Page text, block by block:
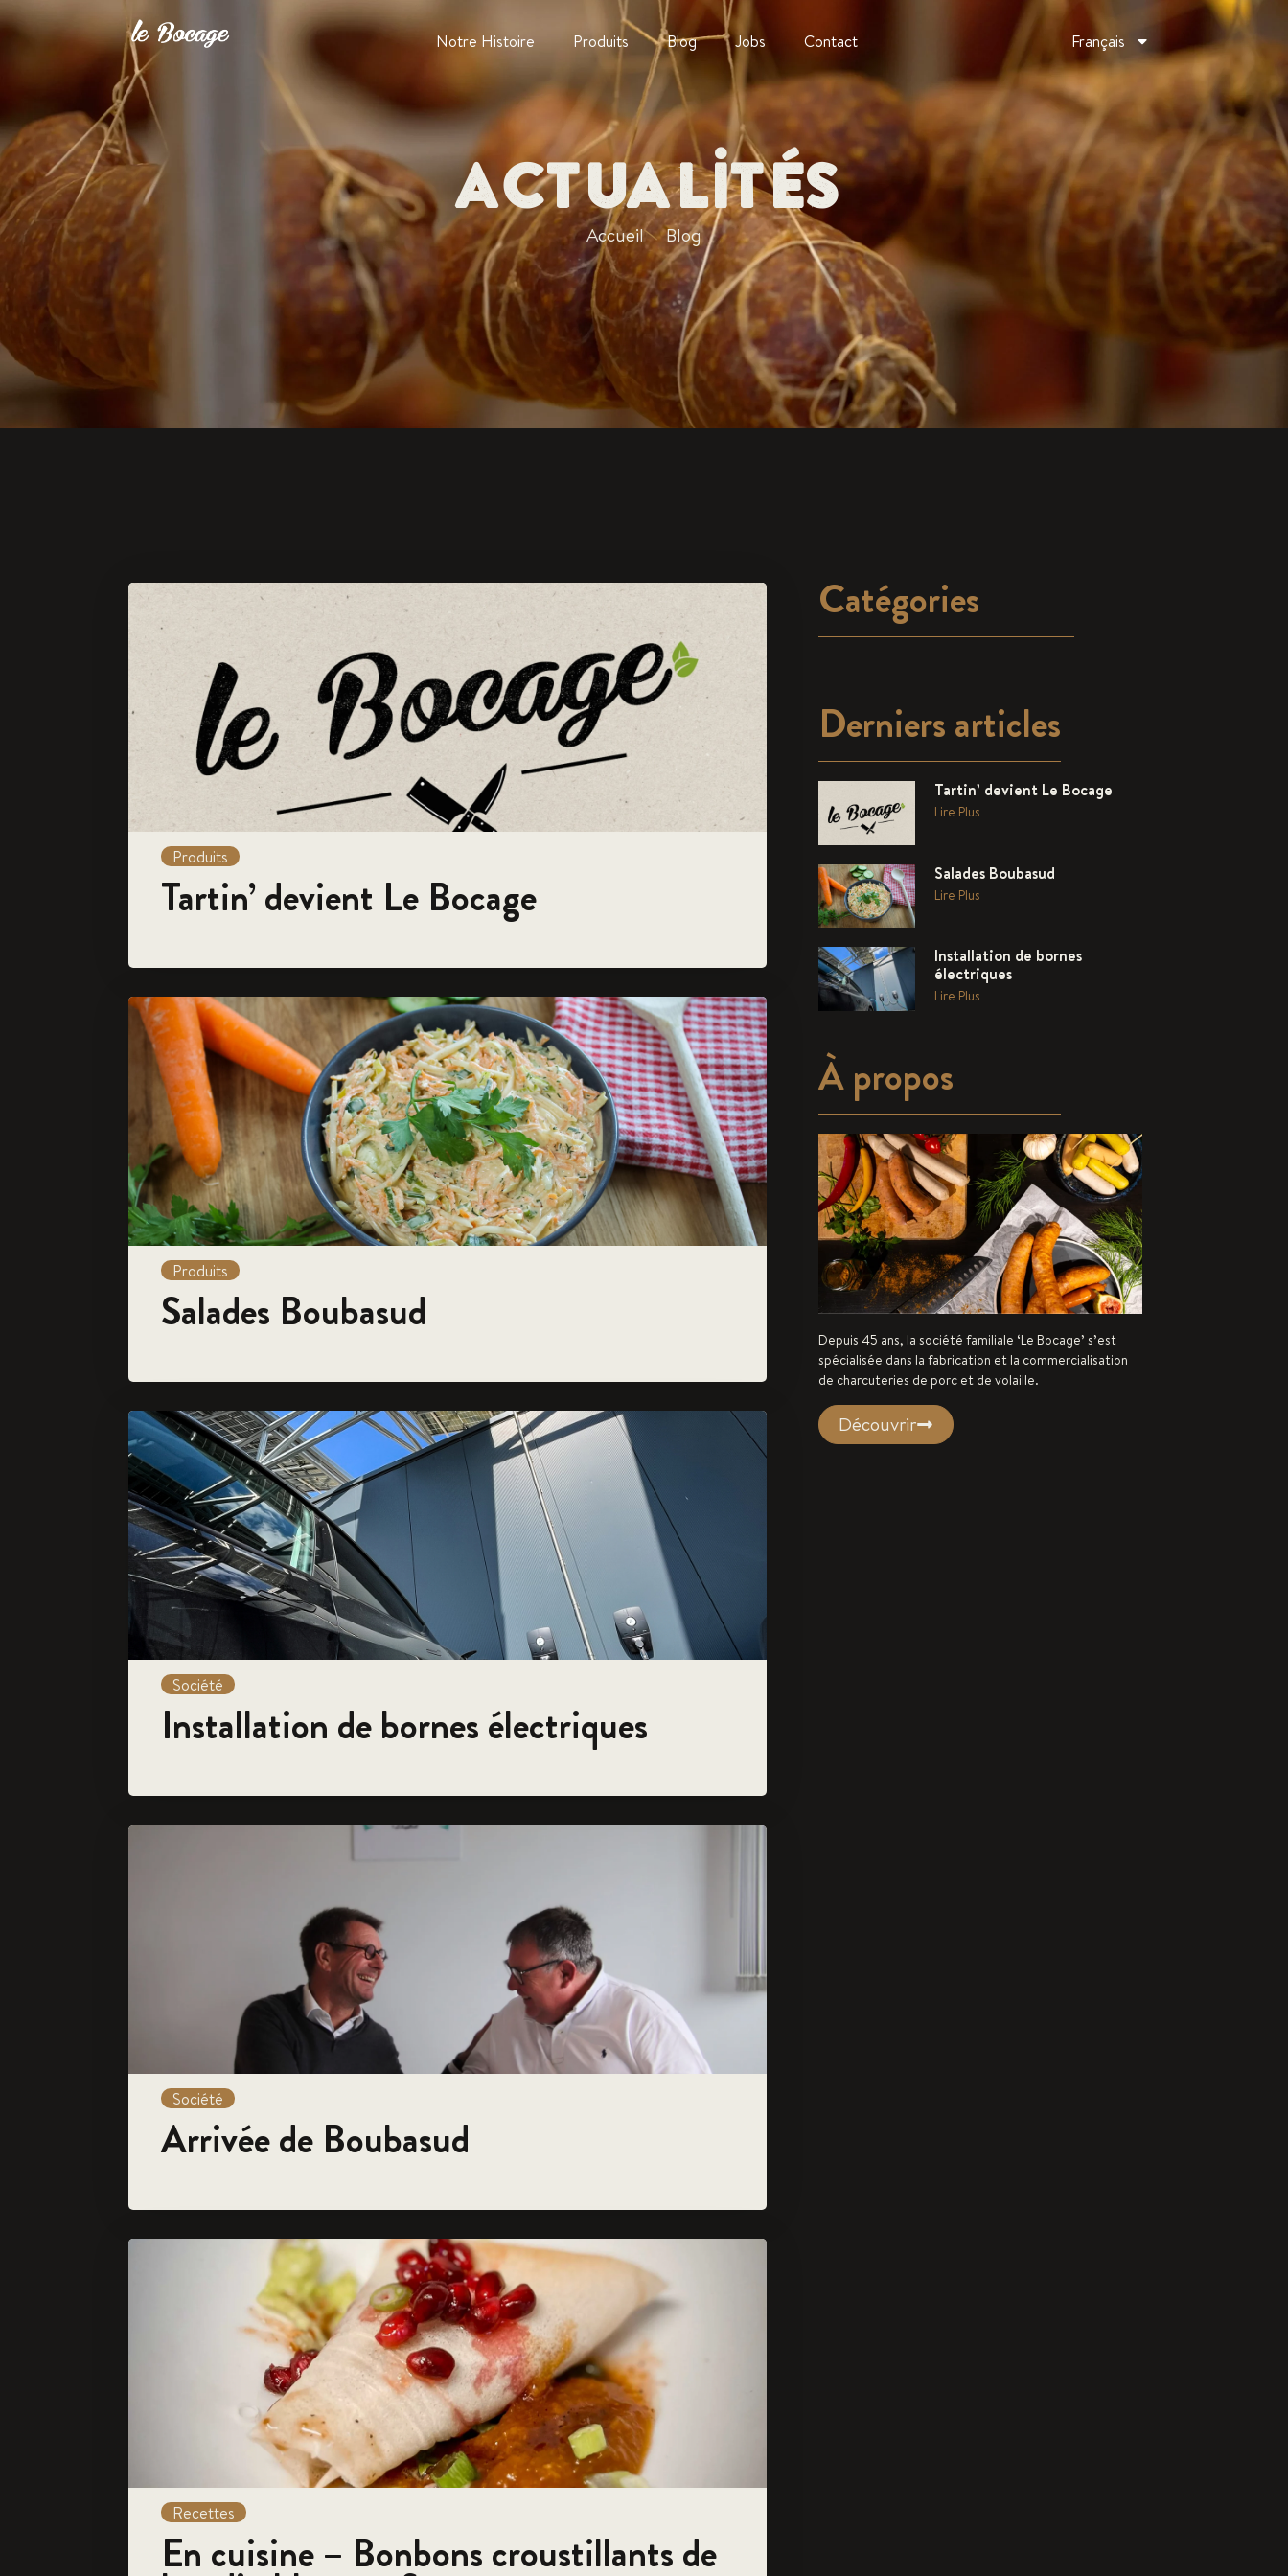
Notre Histoire Produits Blog Jobs Contact Français
Actualités
Accueil Blog
Produits
Tartin’ devient Le Bocage
Produits
Salades Boubasud
Société
Installation de bornes électriques
Société
Arrivée de Boubasud
Recettes
En cuisine – Bonbons croustillants de
Catégories
Derniers articles
Tartin’ devient Le Bocage
Lire Plus
Salades Boubasud
Lire Plus
Installation de bornes
électriques
Lire Plus
À propos
Depuis 45 ans, la société familiale ‘Le Bocage’ s’est
spécialisée dans la fabrication et la commercialisation
de charcuteries de porc et de volaille.
Découvrir